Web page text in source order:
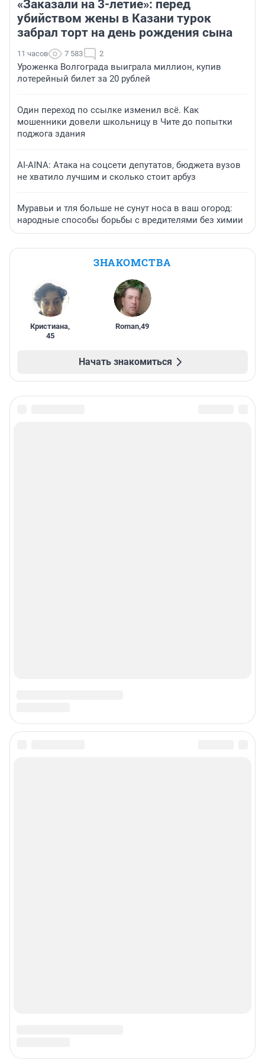
«Заказали на 3-летие»: перед
убийством жены в Казани турок
забрал торт на день рождения сына
11 часов 7 583 2
Уроженка Волгограда выиграла миллион, купив
лотерейный билет за 20 рублей
Один переход по ссылке изменил всё. Как
мошенники довели школьницу в Чите до попытки
поджога здания
AI-AINA: Атака на соцсети депутатов, бюджета вузов
не хватило лучшим и сколько стоит арбуз
Муравьи и тля больше не сунут носа в ваш огород:
народные способы борьбы с вредителями без химии
ЗНАКОМСТВА
Кристиана,
45
Roman,49
Начать знакомиться